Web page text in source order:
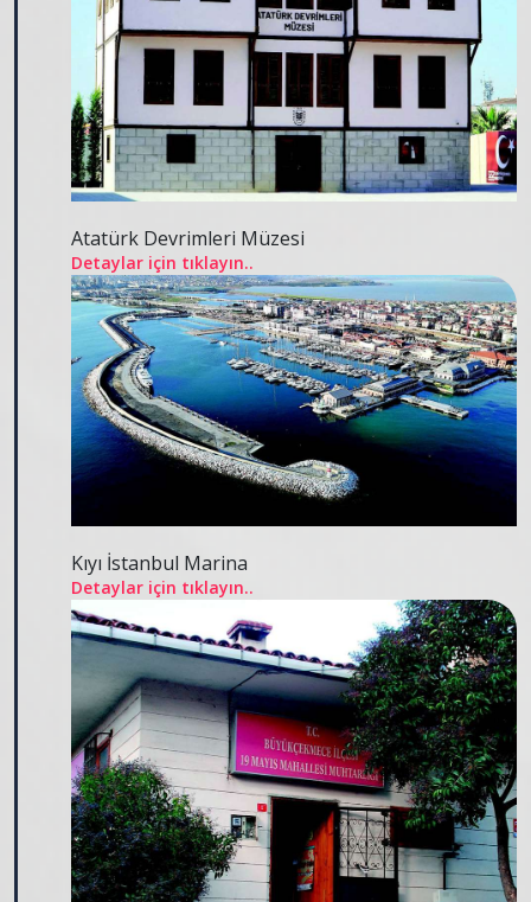
Atatürk Devrimleri Müzesi
Detaylar için tıklayın..
Kıyı İstanbul Marina
Detaylar için tıklayın..